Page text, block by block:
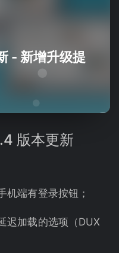
- 新增升级提
版本更新
机端有登录按钮；
迟加载的选项（DUX